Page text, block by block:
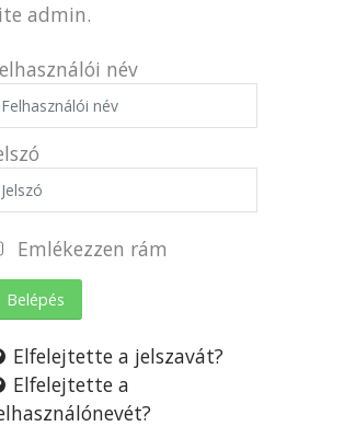
admin.
név
Emlékezzen rám
Belépés
Elfelejtette a jelszavát?
Elfelejtette a